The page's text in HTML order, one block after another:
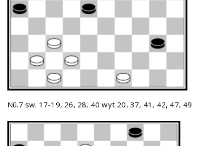
Nû.7 sw. 17-19, 26, 28, 40 wyt 20, 37, 41, 42, 47, 49